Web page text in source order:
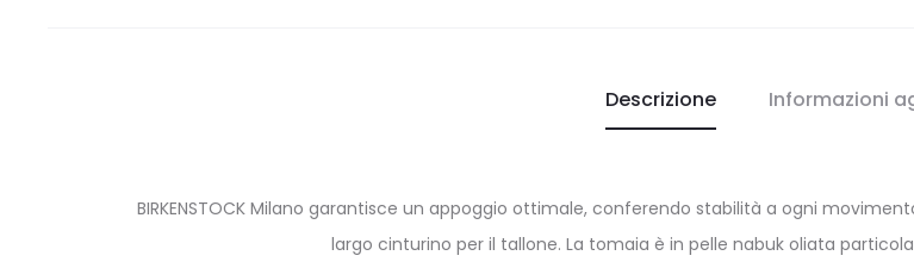
Descrizione Informazioni
BIRKENSTOCK Milano garantisce un appoggio ottimale, conferendo stabilità a ogni
largo cinturino per il tallone. La tomaia è in pelle nabuk oliata